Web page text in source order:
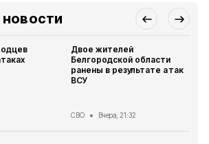
Двое жителей
Белгородской области
ранены в результате атак
ВСУ
СВО Вчера, 21:32